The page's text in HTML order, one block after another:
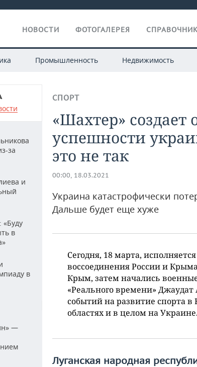
НОВОСТИ ФОТОГАЛЕРЕЯ
Промышленность Недвижимость
за
и
«Буду
в
в
—
СПОРТ
«Шахтер»
успешности
это не так
00:00, 18.03.2021
Украина катастрофически
Дальше будет еще хуже
Сегодня, 18 марта,
воссоединения России и
Крым, затем начались
«Реального времени»
событий на развитие спорта
областях и в целом на Украине.
Луганская народная